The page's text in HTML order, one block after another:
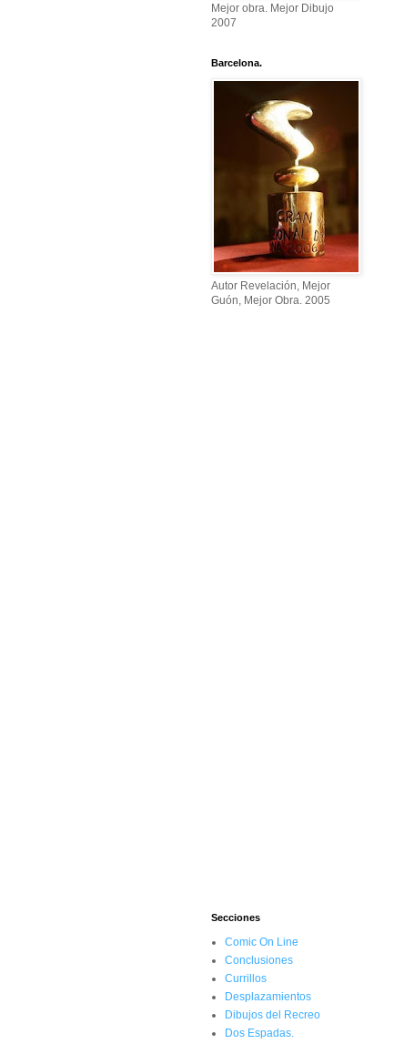
Mejor obra. Mejor Dibujo
2007
Barcelona.
Autor Revelación, Mejor
Guón, Mejor Obra. 2005
Secciones
Comic On Line
Conclusiones
Currillos
Desplazamientos
Dibujos del Recreo
Dos Espadas.